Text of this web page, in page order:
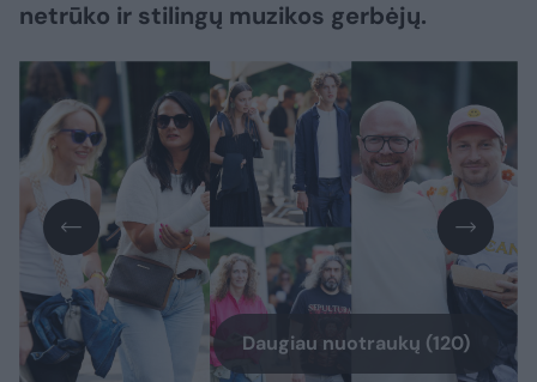
netrūko ir stilingų muzikos gerbėjų.
Daugiau nuotraukų (120)